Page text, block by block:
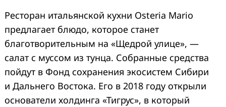
Ресторан итальянской кухни Osteria Mario
предлагает блюдо, которое станет
благотворительным на «Щедрой улице», —
салат с муссом из тунца. Собранные средства
пойдут в Фонд сохранения экосистем Сибири
и Дальнего Востока. Его в 2018 году открыли
основатели холдинга «Тигрус», в который